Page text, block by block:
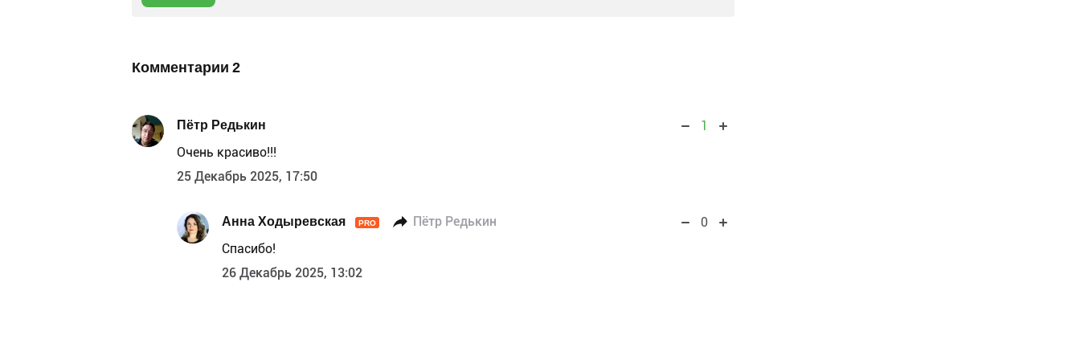
Комментарии 2
Пётр Редькин
1
Очень красиво!!!
25 Декабрь 2025, 17:50
Анна Ходыревская PRO Пётр Редькин
0
Спасибо!
26 Декабрь 2025, 13:02